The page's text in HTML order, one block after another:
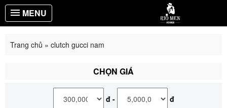
MENU
Trang chủ » clutch gucci nam
CHỌN GIÁ
đ - đ